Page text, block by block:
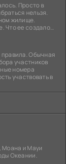
Просто в
нельзя.
жилище.
Что ее создало
правила. Обычная
участников
номера
участвовать в
Моана и Мауи
Океании.